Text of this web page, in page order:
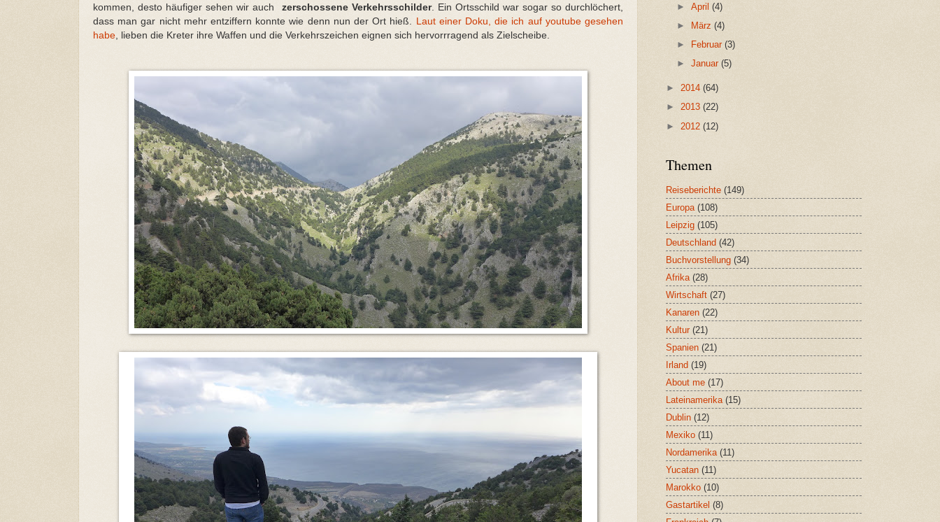
kommen, desto häufiger sehen wir auch zerschossene Verkehrsschilder. Ein Ortsschild war sogar so durchlöchert,
dass man gar nicht mehr entziffern konnte wie denn nun der Ort hieß. Laut einer Doku, die ich auf youtube gesehen
habe, lieben die Kreter ihre Waffen und die Verkehrszeichen eignen sich hervorrragend als Zielscheibe.
►April(4)
►
März(4)
►
Februar(3)
►Januar(5)
► 2014 (64)
► 2013 (22)
► 2012 (12)
Themen
Reiseberichte (149)
Europa (108)
Leipzig (105)
Deutschland (42)
Buchvorstellung (34)
Afrika (28)
Wirtschaft (27)
Kanaren (22)
Kultur (21)
Spanien (21)
Irland (19)
About me (17)
Lateinamerika (15)
Dublin (12)
Mexiko (11)
Nordamerika (11)
Yucatan (11)
Marokko (10)
Gastartikel (8)